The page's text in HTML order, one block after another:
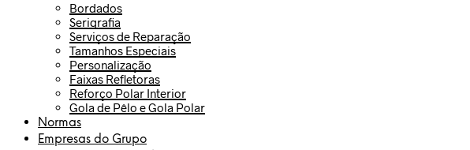
Bordados
Serigrafia
Serviços de Reparação
Tamanhos Especiais
Personalização
Faixas Refletoras
Reforço Polar Interior
Gola de Pêlo e Gola Polar
Normas
Empresas do Grupo